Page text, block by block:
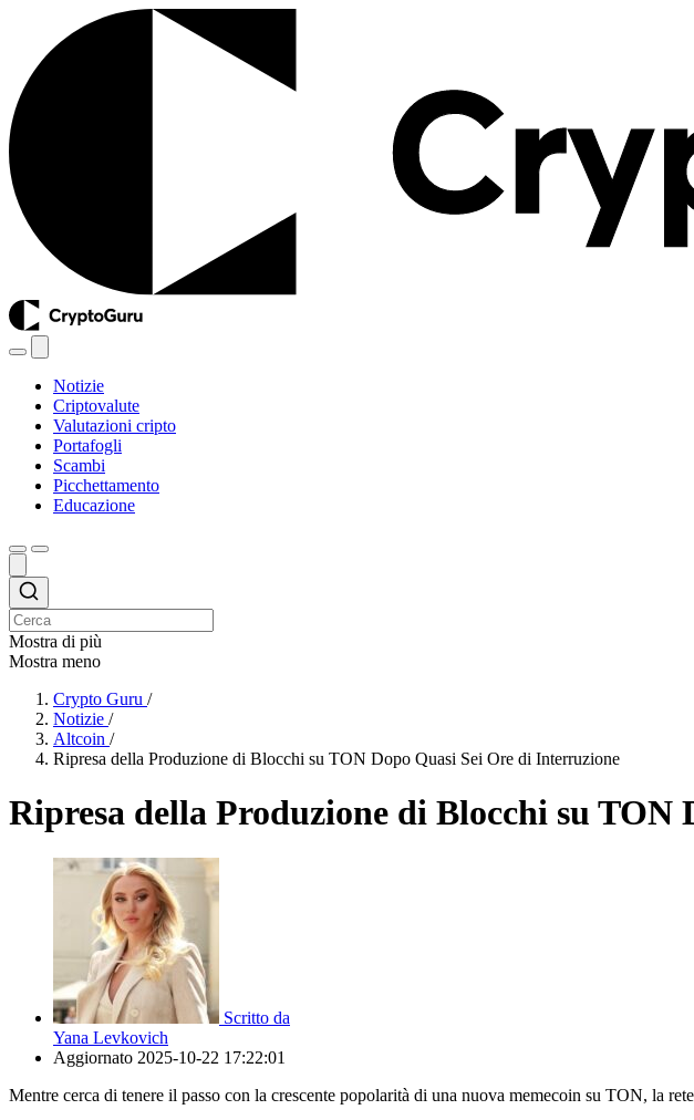
Notizie
Criptovalute
Valutazioni cripto
Portafogli
Scambi
Picchettamento
Educazione
Mostra di più
Mostra meno
Crypto Guru /
Notizie /
Altcoin /
Ripresa della Produzione di Blocchi su TON Dopo Quasi Sei Ore di Interruzione
Ripresa della Produzione di Blocchi su
Scritto da
Yana Levkovich
Aggiornato 2025-10-22 17:22:01
Mentre cerca di tenere il passo con la crescente popolarità di una nuova memecoin su TON, la